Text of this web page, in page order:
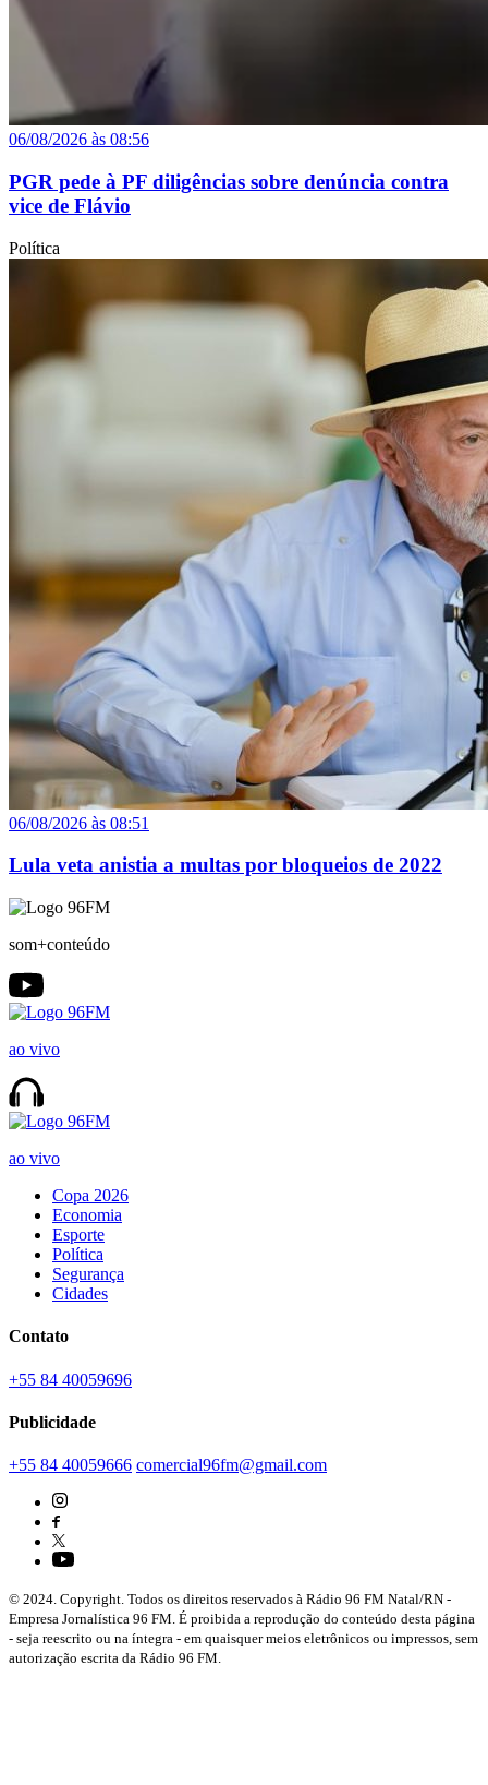
06/08/2026 às 08:56
PGR pede à PF diligências sobre denúncia contra
vice de Flávio
Política
06/08/2026 às 08:51
Lula veta anistia a multas por bloqueios de 2022
som+conteúdo
ao vivo
ao vivo
Copa 2026
Economia
Esporte
Política
Segurança
Cidades
Contato
+55 84 40059696
Publicidade
+55 84 40059666 comercial96fm@gmail.com
© 2024. Copyright. Todos os direitos reservados à Rádio 96 FM Natal/RN -
Empresa Jornalística 96 FM. É proibida a reprodução do conteúdo desta página
- seja reescrito ou na íntegra - em quaisquer meios eletrônicos ou impressos, sem
autorização escrita da Rádio 96 FM.